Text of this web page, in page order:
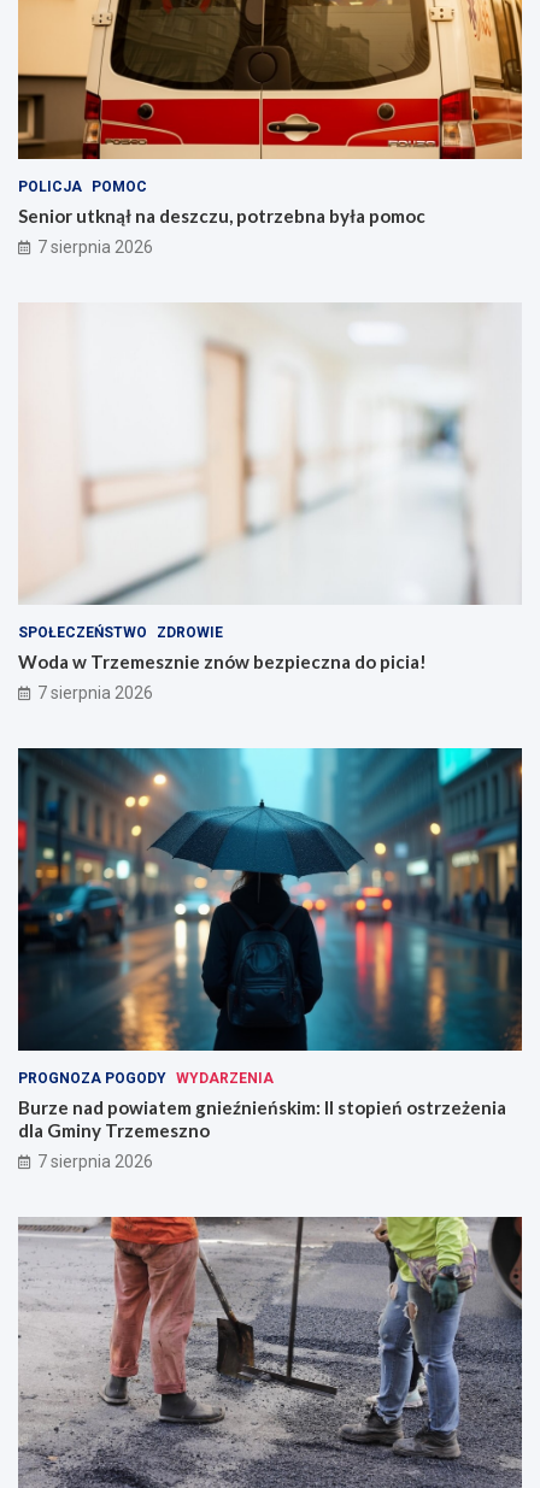
POLICJA POMOC
Senior utknął na deszczu, potrzebna była pomoc
7 sierpnia 2026
SPOŁECZEŃSTWO ZDROWIE
Woda w Trzemesznie znów bezpieczna do picia!
7 sierpnia 2026
PROGNOZA POGODY WYDARZENIA
Burze nad powiatem gnieźnieńskim: II stopień ostrzeżenia
dla Gminy Trzemeszno
7 sierpnia 2026